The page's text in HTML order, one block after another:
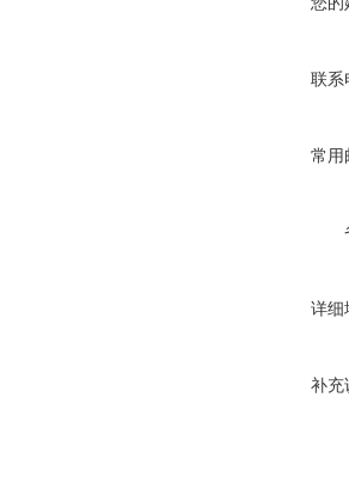
联系
常用
详细
补充